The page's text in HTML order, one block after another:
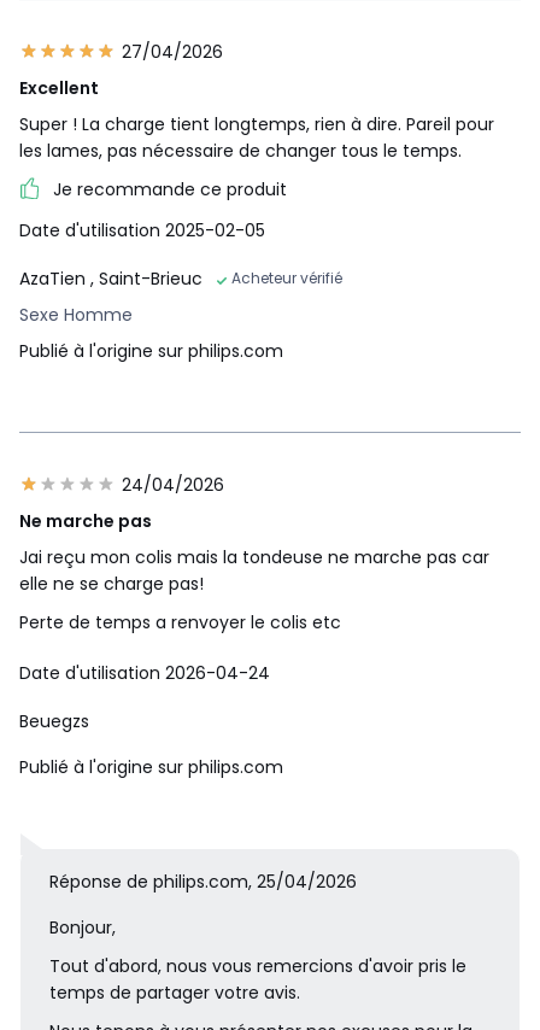
L'afficheur LED numérique indique l'état de la
batterie et du verrouillage
Vérifiez que votre OneBlade est prêt à l'emploi grâce à l'affic
que la batterie est faible, et indique la progression de la char
ge lorsque l'appareil est branché. Activez le verrouillage pou
Spécifications
techniques
Facile d'utilisation
Rechargeable Oui
À sec ou avec de la
Écran
,Indicateur de verrouillag
nclus
Charge
Entretien
27/04/2026
Excellent
Super ! La charge tient longtemps, rien à dire. Pareil pour
les lames, pas nécessaire de changer tous le temps.
Je recommande ce produit
Date d'utilisation 2025-02-05
AzaTien , Saint-Brieuc Acheteur vérifié
Sexe Homme
Publié à l'origine sur philips.com
24/04/2026
Ne marche pas
Jai reçu mon colis mais la tondeuse ne marche pas car
elle ne se charge pas!
Perte de temps a renvoyer le colis etc
Date d'utilisation 2026-04-24
Beuegzs
Publié à l'origine sur philips.com
Réponse de philips.com, 25/04/2026
Bonjour,
Tout d'abord, nous vous remercions d'avoir pris le
temps de partager votre avis.